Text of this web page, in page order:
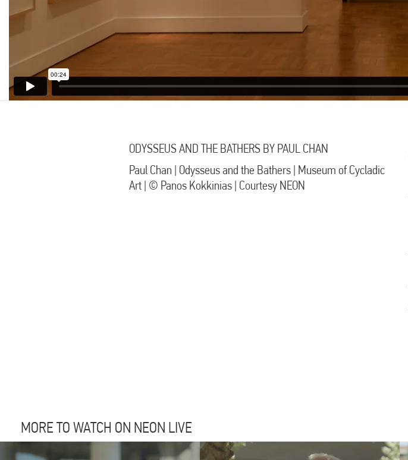
ODYSSEUS AND THE BATHERS BY PAUL CHAN
Paul Chan | Odysseus and the Bathers | Museum of Cycladic
Art | © Panos Kokkinias | Courtesy NEON
MORE TO WATCH ON NEON LIVE